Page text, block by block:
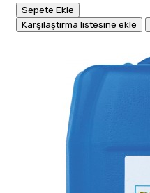
Sepete Ekle
Karşılaştırma listesine ekle